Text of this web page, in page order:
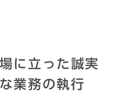
に立った誠実
業務の執行